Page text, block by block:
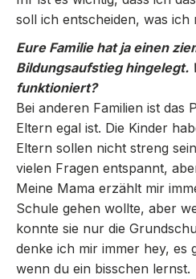
soll ich entscheiden, was ich
Eure Familie hat ja einen
Bildungsaufstieg hingelegt.
funktioniert?
Bei anderen Familien ist das
Eltern egal ist. Die Kinder
Eltern sollen nicht streng
vielen Fragen entspannt,
Meine Mama erzählt mir
Schule gehen wollte, aber
konnte sie nur die
denke ich mir immer hey, es
wenn du ein bisschen lernst.